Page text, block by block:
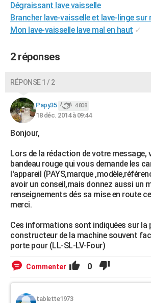
Destinations
City break
Voyage nature
Voyage de noces
Forum
Climat
+PHOTO
GUIDES D'ACHAT
BONS PLANS
Dictionnaire
Biographies
Citations
Expressions
Proverbes
PROGRAMME TV
COPAINS D'AVANT
S'inscrire
Se connecter
Lycées
Collèges
Primaires
Universités
Entreprises
Service militaire
Avis de recherche
AVIS DE DÉCÈS
FORUM
Bricolage
Lifestyle
Culture
Sport
Auto
Television
Voyage
Cinema
Dégraissant lave vaisselle
Brancher lave-vaisselle et lave-linge sur
Mon lave-vaisselle lave mal en haut ✓
2 réponses
RÉPONSE 1 / 2
Papy35 4 808
18 déc. 2014 à 09:44
Bonjour,
Lors de la rédaction de votre message,
bandeau rouge qui vous demande les
l'appareil (PAYS,marque
avoir un conseil,mais donnez aussi un
renseignements dés sa mise en route
merci.
Ces informations sont indiquées sur la
constructeur de la machine souvent
porte pour (LL-SL-LV-Four)
Commenter 0
tablette1973